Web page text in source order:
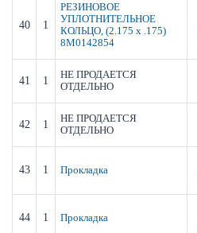
40 1
РЕЗИНОВОЕ
УПЛОТНИТЕЛЬНОЕ
КОЛЬЦО, (2.175 x .175)
8M0142854
41 1
НЕ ПРОДАЕТСЯ
ОТДЕЛЬНО
42 1
НЕ ПРОДАЕТСЯ
ОТДЕЛЬНО
43 1 Прокладка
44 1 Прокладка